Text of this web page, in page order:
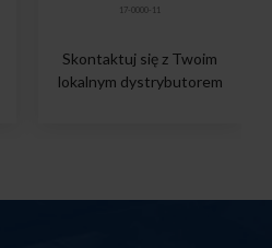
17-0000-11
Skontaktuj się z Twoim
lokalnym dystrybutorem